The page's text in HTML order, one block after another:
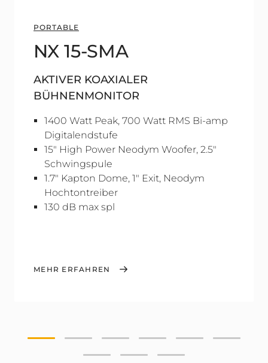
PORTABLE
NX 15-SMA
AKTIVER KOAXIALER
BÜHNENMONITOR
1400 Watt Peak, 700 Watt RMS Bi-amp
Digitalendstufe
15" High Power Neodym Woofer, 2.5"
Schwingspule
1.7" Kapton Dome, 1" Exit, Neodym
Hochtontreiber
130 dB max spl
MEHR ERFAHREN